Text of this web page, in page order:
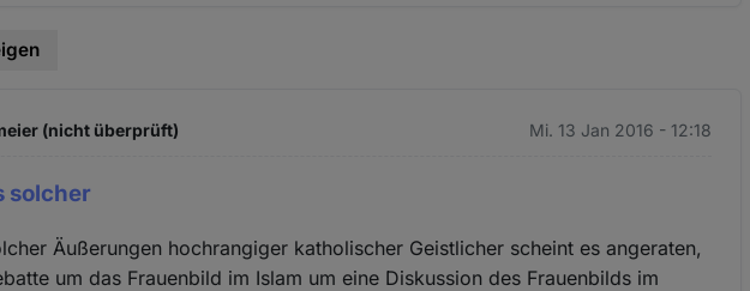
(nicht überprüft) Mi. 13 Jan 2016 - 12:18
solcher
Äußerungen hochrangiger katholischer Geistlicher scheint es angeraten,
um das Frauenbild im Islam um eine Diskussion des Frauenbilds im